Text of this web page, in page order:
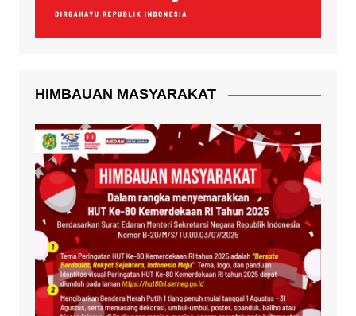
HIMBAUAN MASYARAKAT